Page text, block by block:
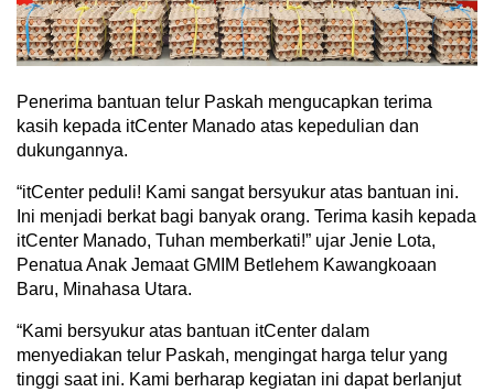
Penerima bantuan telur Paskah mengucapkan terima
kasih kepada itCenter Manado atas kepedulian dan
dukungannya.
“itCenter peduli! Kami sangat bersyukur atas bantuan ini.
Ini menjadi berkat bagi banyak orang. Terima kasih kepada
itCenter Manado, Tuhan memberkati!” ujar Jenie Lota,
Penatua Anak Jemaat GMIM Betlehem Kawangkoaan
Baru, Minahasa Utara.
“Kami bersyukur atas bantuan itCenter dalam
menyediakan telur Paskah, mengingat harga telur yang
tinggi saat ini. Kami berharap kegiatan ini dapat berlanjut